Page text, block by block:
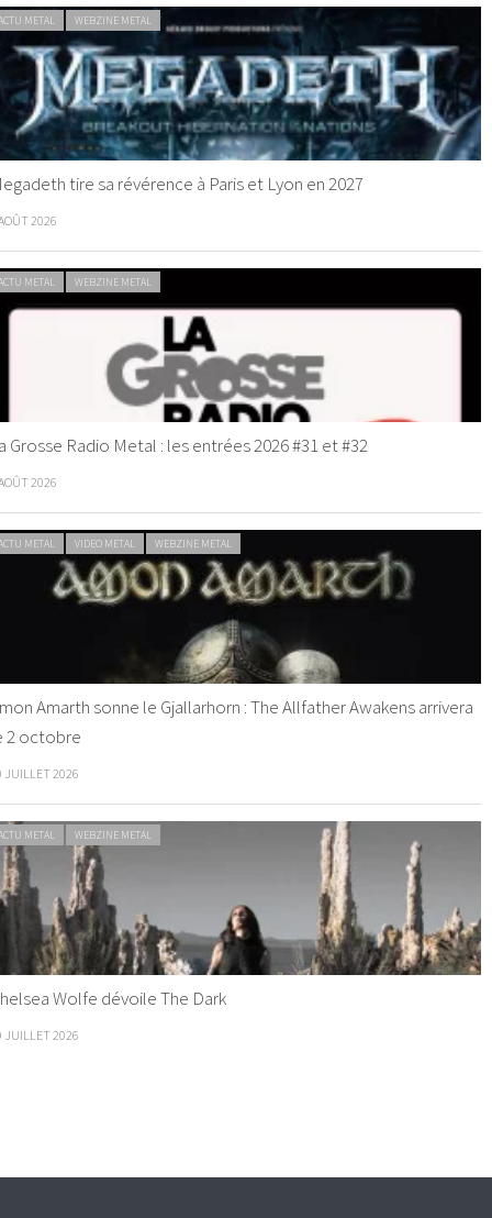
METAL WEBZINE METAL
tire sa révérence à Paris et Lyon en 2027
2026
METAL WEBZINE METAL
Grosse Radio Metal : les entrées 2026 #31 et #32
2026
METAL VIDEO METAL WEBZINE METAL
Amarth sonne le Gjallarhorn : The Allfather Awakens arrivera
2 octobre
JUILLET 2026
METAL WEBZINE METAL
Wolfe dévoile The Dark
JUILLET 2026